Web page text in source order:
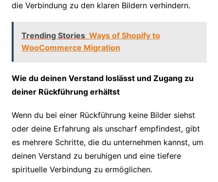
die Verbindung zu den klaren Bildern verhindern.
Trending Stories Ways of Shopify to
WooCommerce Migration
Wie du deinen Verstand loslässt und Zugang zu
deiner Rückführung erhältst
Wenn du bei einer Rückführung keine Bilder siehst
oder deine Erfahrung als unscharf empfindest, gibt
es mehrere Schritte, die du unternehmen kannst, um
deinen Verstand zu beruhigen und eine tiefere
spirituelle Verbindung zu ermöglichen.